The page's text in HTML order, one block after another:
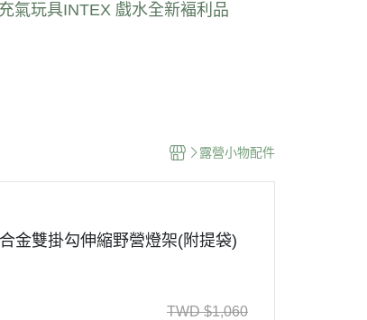
氣玩具INTEX 戲水全新褔利品
露營小物配件
金雙掛勾伸縮野營燈架(附提袋)
TWD $1,060